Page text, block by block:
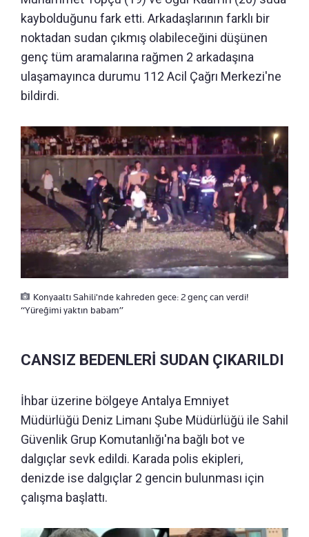
kaybolduğunu fark etti. Arkadaşlarının farklı bir
noktadan sudan çıkmış olabileceğini düşünen
genç tüm aramalarına rağmen 2 arkadaşına
ulaşamayınca durumu 112 Acil Çağrı Merkezi'ne
bildirdi.
Konyaaltı Sahili'nde kahreden gece: 2 genç can verdi!
“Yüreğimi yaktın babam”
CANSIZ BEDENLERİ SUDAN ÇIKARILDI
İhbar üzerine bölgeye Antalya Emniyet
Müdürlüğü Deniz Limanı Şube Müdürlüğü ile Sahil
Güvenlik Grup Komutanlığı'na bağlı bot ve
dalgıçlar sevk edildi. Karada polis ekipleri,
denizde ise dalgıçlar 2 gencin bulunması için
çalışma başlattı.